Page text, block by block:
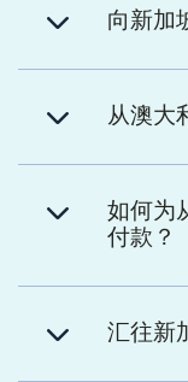
向新加
从澳大
如何为
付款？
汇往新